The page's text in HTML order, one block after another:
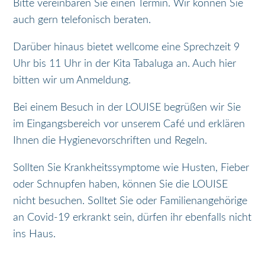
Bitte vereinbaren Sie einen Termin. Wir können Sie
auch gern telefonisch beraten.
Darüber hinaus bietet wellcome eine Sprechzeit 9
Uhr bis 11 Uhr in der Kita Tabaluga an. Auch hier
bitten wir um Anmeldung.
Bei einem Besuch in der LOUISE begrüßen wir Sie
im Eingangsbereich vor unserem Café und erklären
Ihnen die Hygienevorschriften und Regeln.
Sollten Sie Krankheitssymptome wie Husten, Fieber
oder Schnupfen haben, können Sie die LOUISE
nicht besuchen. Solltet Sie oder Familienangehörige
an Covid-19 erkrankt sein, dürfen ihr ebenfalls nicht
ins Haus.